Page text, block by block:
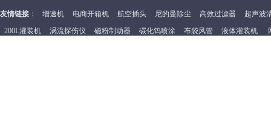
友情链接 ： 增速机 电商开箱机 航空插头 尼的曼除尘 高效过滤器
超声波
200L灌装机
涡流探伤仪 磁粉制动器 碳化钨喷涂 布袋风管 液体灌装机